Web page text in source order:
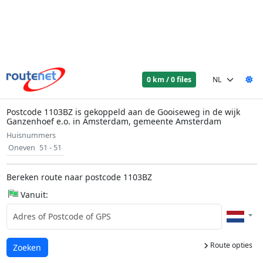
0 km / 0 files
Postcode 1103BZ is gekoppeld aan de Gooiseweg in de wijk
Ganzenhoef e.o. in Amsterdam, gemeente Amsterdam
Huisnummers
Oneven 51 - 51
Bereken route naar postcode 1103BZ
Vanuit:
Route opties
Laden...
Zoeken